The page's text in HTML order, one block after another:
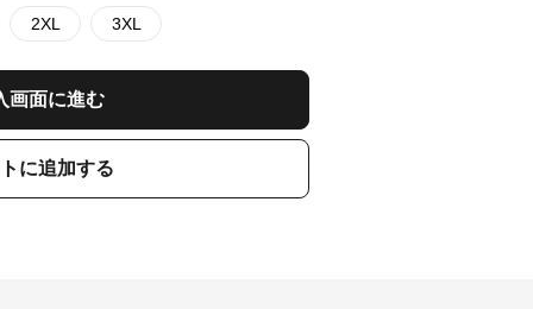
2XL 3XL
画面に進む
に追加する